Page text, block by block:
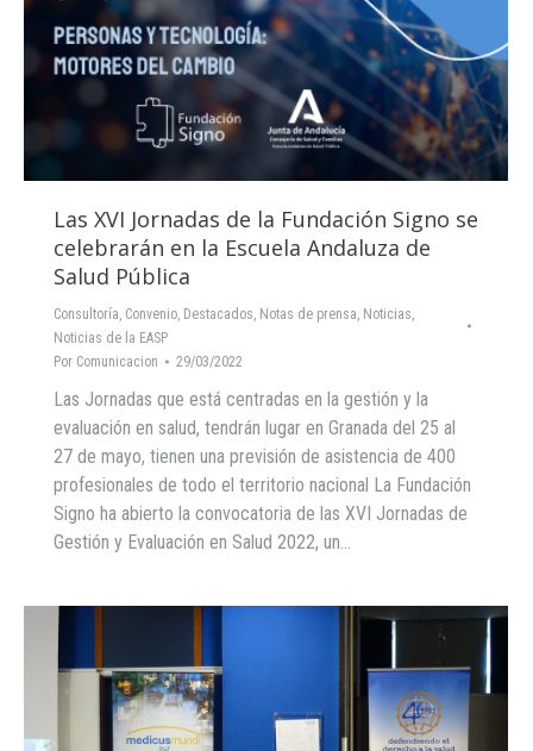
Las XVI Jornadas de la Fundación Signo se
celebrarán en la Escuela Andaluza de
Salud Pública
Consultoría, Convenio, Destacados, Notas de prensa, Noticias,
Noticias de la EASP
Por Comunicacion 29/03/2022
Las Jornadas que está centradas en la gestión y la
evaluación en salud, tendrán lugar en Granada del 25 al
27 de mayo, tienen una previsión de asistencia de 400
profesionales de todo el territorio nacional La Fundación
Signo ha abierto la convocatoria de las XVI Jornadas de
Gestión y Evaluación en Salud 2022, un…